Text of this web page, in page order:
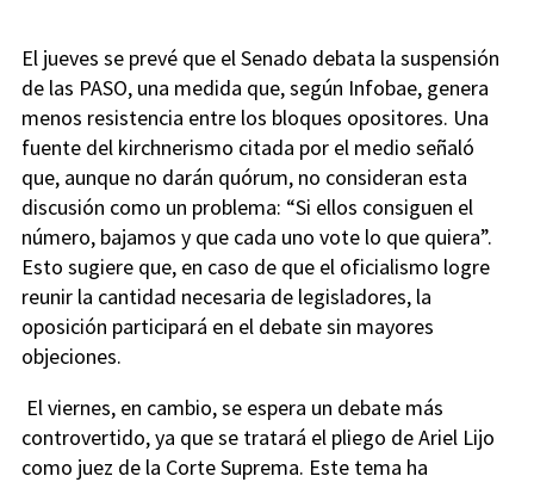
El jueves se prevé que el Senado debata la suspensión
de las PASO, una medida que, según Infobae, genera
menos resistencia entre los bloques opositores. Una
fuente del kirchnerismo citada por el medio señaló
que, aunque no darán quórum, no consideran esta
discusión como un problema: “Si ellos consiguen el
número, bajamos y que cada uno vote lo que quiera”.
Esto sugiere que, en caso de que el oficialismo logre
reunir la cantidad necesaria de legisladores, la
oposición participará en el debate sin mayores
objeciones.
El viernes, en cambio, se espera un debate más
controvertido, ya que se tratará el pliego de Ariel Lijo
como juez de la Corte Suprema. Este tema ha